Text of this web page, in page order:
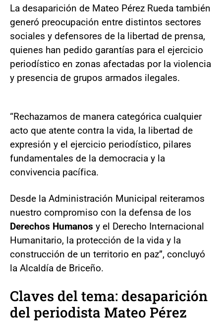
La desaparición de Mateo Pérez Rueda también
generó preocupación entre distintos sectores
sociales y defensores de la libertad de prensa,
quienes han pedido garantías para el ejercicio
periodístico en zonas afectadas por la violencia
y presencia de grupos armados ilegales.
“Rechazamos de manera categórica cualquier
acto que atente contra la vida, la libertad de
expresión y el ejercicio periodístico, pilares
fundamentales de la democracia y la
convivencia pacífica.
Desde la Administración Municipal reiteramos
nuestro compromiso con la defensa de los
Derechos Humanos y el Derecho Internacional
Humanitario, la protección de la vida y la
construcción de un territorio en paz”, concluyó
la Alcaldía de Briceño.
Claves del tema: desaparición
del periodista Mateo Pérez